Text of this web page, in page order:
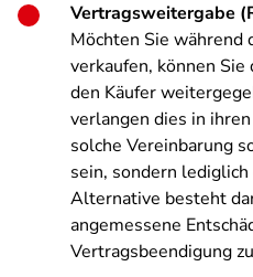
Vertragsweitergabe
Möchten Sie während
verkaufen, können
den Käufer
verlangen dies in
solche Vereinbarung
sein, sondern
Alternative besteht
angemessene
Vertragsbeendigung